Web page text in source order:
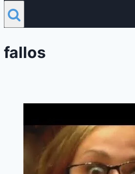
fallos